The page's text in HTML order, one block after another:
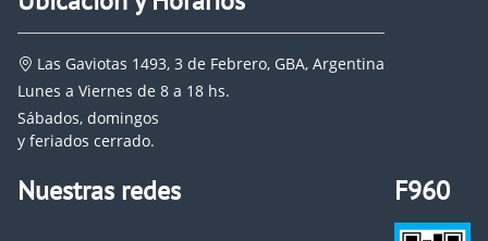
Las Gaviotas 1493, 3 de Febrero, GBA, Argentina
Lunes a Viernes de 8 a 18 hs.
Sábados, domingos
y feriados cerrado.
Nuestras redes F960